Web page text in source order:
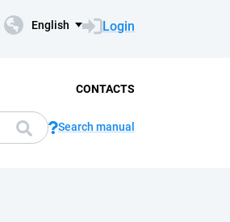
English Login
CONTACTS
Search manual